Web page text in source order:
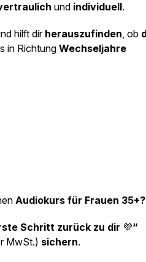
und individuell.
hilft dirherauszufinden, ob
in RichtungWechseljahre
Audiokurs für Frauen 35+?
Schritt zurück zu dir 💜“
MwSt.) sichern.